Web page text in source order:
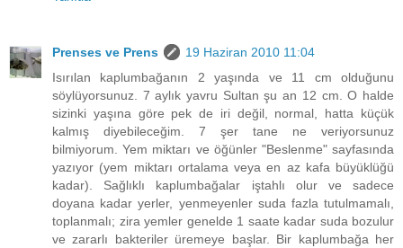
Prenses ve Prens
19 Haziran 2010 11:04
Isırılan kaplumbağanın 2 yaşında ve 11 cm olduğunu
söylüyorsunuz. 7 aylık yavru Sultan şu an 12 cm. O halde
sizinki yaşına göre pek de iri değil, normal, hatta küçük
kalmış diyebileceğim. 7 şer tane ne veriyorsunuz
bilmiyorum. Yem miktarı ve öğünler "Beslenme" sayfasında
yazıyor (yem miktarı ortalama veya en az kafa büyüklüğü
kadar). Sağlıklı kaplumbağalar iştahlı olur ve sadece
doyana kadar yerler, yenmeyenler suda fazla tutulmamalı,
toplanmalı; zira yemler genelde 1 saate kadar suda bozulur
ve zararlı bakteriler üremeye başlar. Bir kaplumbağa her